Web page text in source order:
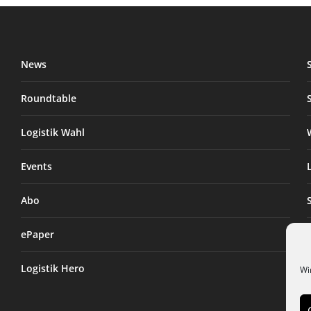
News
Roundtable
Logistik Wahl
Events
Abo
ePaper
Logistik Hero